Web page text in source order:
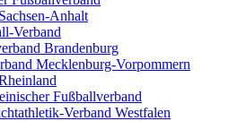
Anhalt
Verband
Brandenburg
Mecklenburg-Vorpommern
Fußballverband
Verband Westfalen